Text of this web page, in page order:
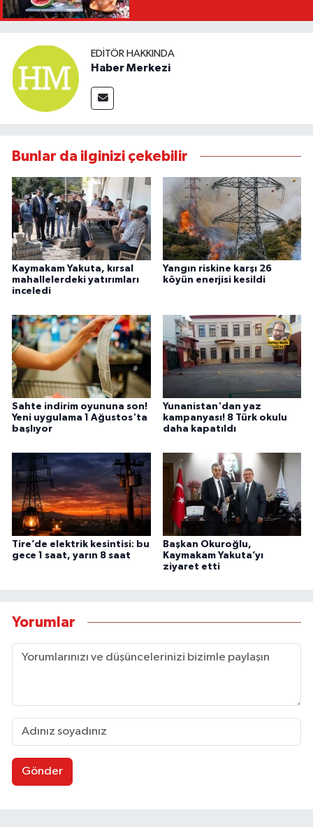
EDITÖR HAKKINDA
Haber Merkezi
Bunlar da ilginizi çekebilir
Kaymakam Yakuta, kırsal
mahallelerdeki yatırımları
inceledi
Yangın riskine karşı 26
köyün enerjisi kesildi
Sahte indirim oyununa son!
Yeni uygulama 1 Ağustos'ta
başlıyor
Yunanistan'dan yaz
kampanyası! 8 Türk okulu
daha kapatıldı
Tire’de elektrik kesintisi: bu
gece 1 saat, yarın 8 saat
Başkan Okuroğlu,
Kaymakam Yakuta’yı
ziyaret etti
Yorumlar
Gönder